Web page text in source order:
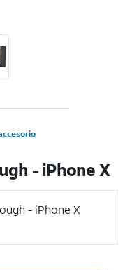
- iPhone X
- iPhone X